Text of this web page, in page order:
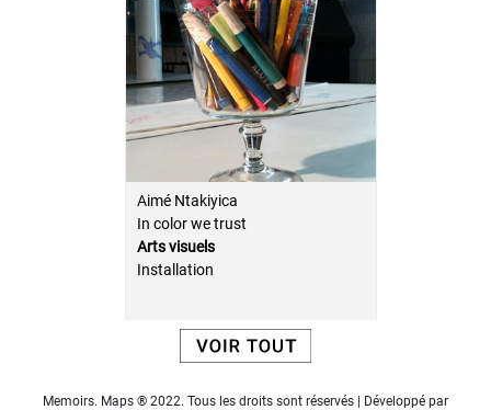
Aimé Ntakiyica
In color we trust
Arts visuels
Installation
Memoirs. Maps ® 2022. Tous les droits sont réservés | Développé par